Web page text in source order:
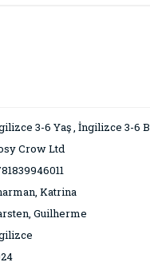
3-6 Yaş, İngilizce 3-6
Crow Ltd
Katrina
Guilherme